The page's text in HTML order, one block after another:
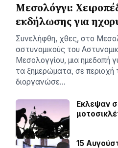
Μεσολόγγι:
εκδήλωσης για
Συνελήφθη, χθες, στο
αστυνομικούς του
Μεσολογγίου, μια ημεδαπή
τα ξημερώματα, σε περιοχή
διοργανώσε…
Εκλεψαν
15